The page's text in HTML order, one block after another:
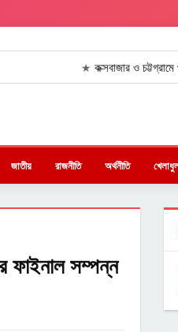
কক্সবাজার ও চট্টগ্রামে
জাতীয় রাজনীতি অর্থনীতি
ফাইনাল সম্পন্ন